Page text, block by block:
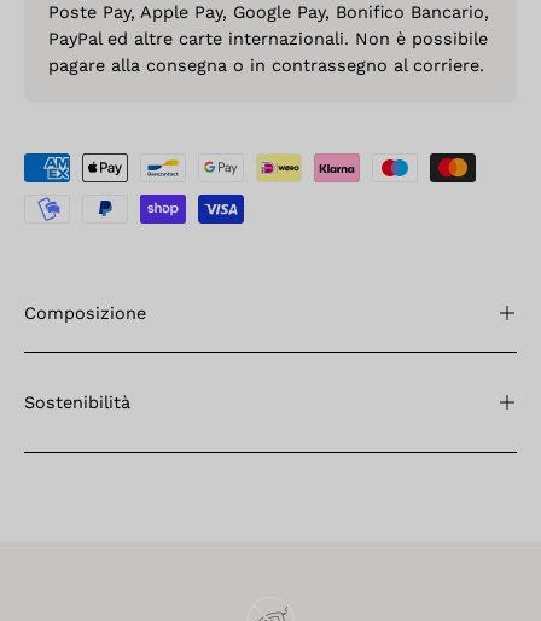
Poste Pay, Apple Pay, Google Pay, Bonifico Bancario,
PayPal ed altre carte internazionali. Non è possibile
pagare alla consegna o in contrassegno al corriere.
Composizione
Sostenibilità